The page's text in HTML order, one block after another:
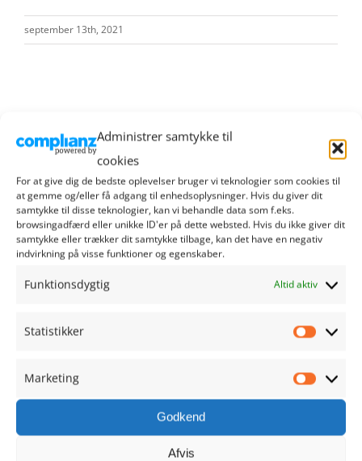
Administrer samtykke til
cookies
For at give dig de bedste oplevelser bruger vi teknologier som cookies til
at gemme og/eller få adgang til enhedsoplysninger. Hvis du giver dit
samtykke til disse teknologier, kan vi behandle data som f.eks.
browsingadfærd eller unikke ID'er på dette websted. Hvis du ikke giver dit
samtykke eller trækker dit samtykke tilbage, kan det have en negativ
indvirkning på visse funktioner og egenskaber.
Funktionsdygtig Altid aktiv
Statistikker
Marketing
Godkend
Afvis
september 13th, 2021
RIBE HANDEL
Sct. Nicolaj Gade 1
6760 Ribe
Danmark
info@ribehandel.dk